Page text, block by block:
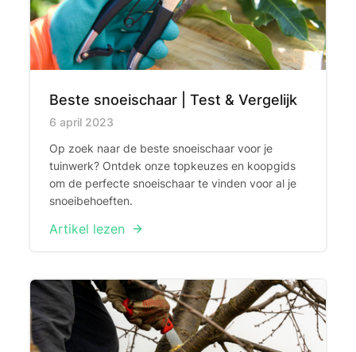
Beste snoeischaar | Test & Vergelijk
Published on
6 april 2023
Op zoek naar de beste snoeischaar voor je
tuinwerk? Ontdek onze topkeuzes en koopgids
om de perfecte snoeischaar te vinden voor al je
snoeibehoeften.
Artikel lezen